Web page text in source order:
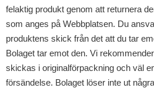
felaktig produkt genom att returnera
som anges på Webbplatsen. Du
produktens skick från det att du tar
Bolaget tar emot den. Vi
skickas i originalförpackning och väl
försändelse. Bolaget löser inte ut